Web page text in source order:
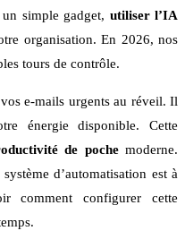
simple gadget, utiliser l’IA
organisation. En 2026, nos
tours de contrôle.
e-mails urgents au réveil. Il
énergie disponible. Cette
de pochemoderne.
d’automatisation est à
comment configurer cette